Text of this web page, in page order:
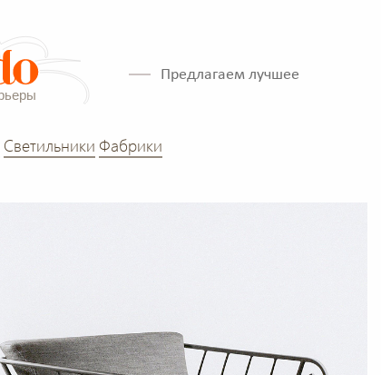
Предлагаем лучшее
Светильники Фабрики